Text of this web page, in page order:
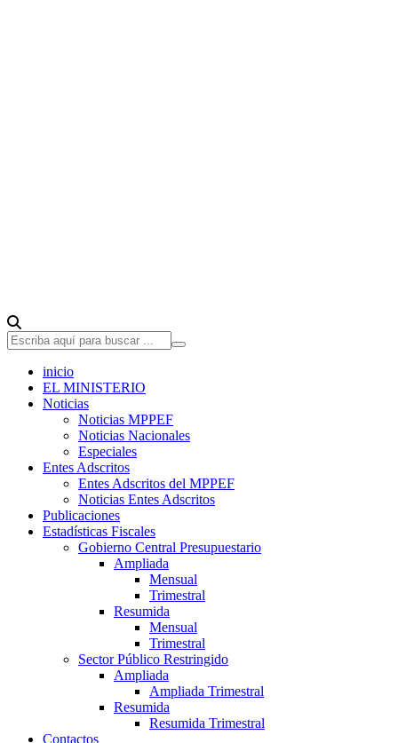
inicio
EL MINISTERIO
Noticias
Noticias MPPEF
Noticias Nacionales
Especiales
Entes Adscritos
Entes Adscritos del MPPEF
Noticias Entes Adscritos
Publicaciones
Estadísticas Fiscales
Gobierno Central Presupuestario
Ampliada
Mensual
Trimestral
Resumida
Mensual
Trimestral
Sector Público Restringido
Ampliada
Ampliada Trimestral
Resumida
Resumida Trimestral
Contactos